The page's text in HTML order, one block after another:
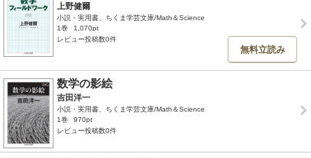
上野健爾
小説・実用書、ちくま学芸文庫/Math＆Science
1巻
1,070pt
レビュー投稿数0件
無料立読み
数学の影絵
吉田洋一
小説・実用書、ちくま学芸文庫/Math＆Science
1巻
970pt
レビュー投稿数0件